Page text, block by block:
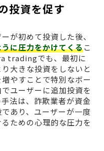
投資を促す
が初めて投資した後、
に圧力をかけてくるこ
tradingでも、最初に
大きな投資をしないと
やすことで特別なボー
ユーザーに追加投資を
法は、詐欺業者が資金
あり、ユーザーが一度
ための心理的な圧力を